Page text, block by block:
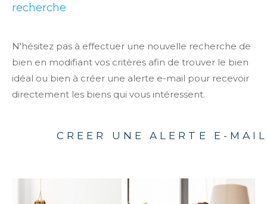
recherche
N'hésitez pas à effectuer une nouvelle recherche de
bien en modifiant vos critères afin de trouver le bien
idéal ou bien à créer une alerte e-mail pour recevoir
directement les biens qui vous intéressent.
CREER UNE ALERTE E-